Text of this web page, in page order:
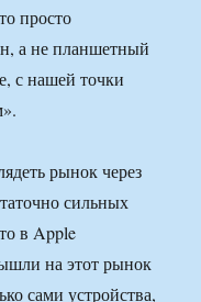
просто
а не планшетный
с нашей точки
рынок через
сильных
в Apple
на этот рынок
сами устройства,